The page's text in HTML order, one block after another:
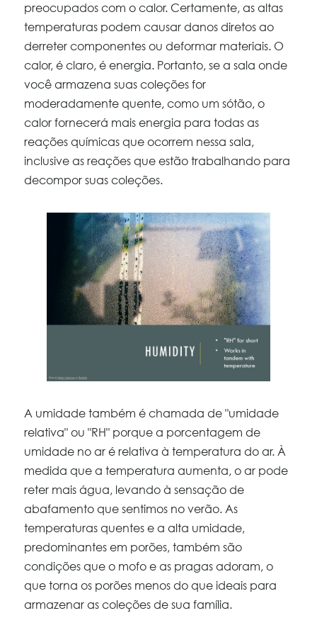
preocupados com o calor. Certamente, as altas
temperaturas podem causar danos diretos ao
derreter componentes ou deformar materiais. O
calor, é claro, é energia. Portanto, se a sala onde
você armazena suas coleções for
moderadamente quente, como um sótão, o
calor fornecerá mais energia para todas as
reações químicas que ocorrem nessa sala,
inclusive as reações que estão trabalhando para
decompor suas coleções.
A umidade também é chamada de "umidade
relativa" ou "RH" porque a porcentagem de
umidade no ar é relativa à temperatura do ar. À
medida que a temperatura aumenta, o ar pode
reter mais água, levando à sensação de
abafamento que sentimos no verão. As
temperaturas quentes e a alta umidade,
predominantes em porões, também são
condições que o mofo e as pragas adoram, o
que torna os porões menos do que ideais para
armazenar as coleções de sua família.